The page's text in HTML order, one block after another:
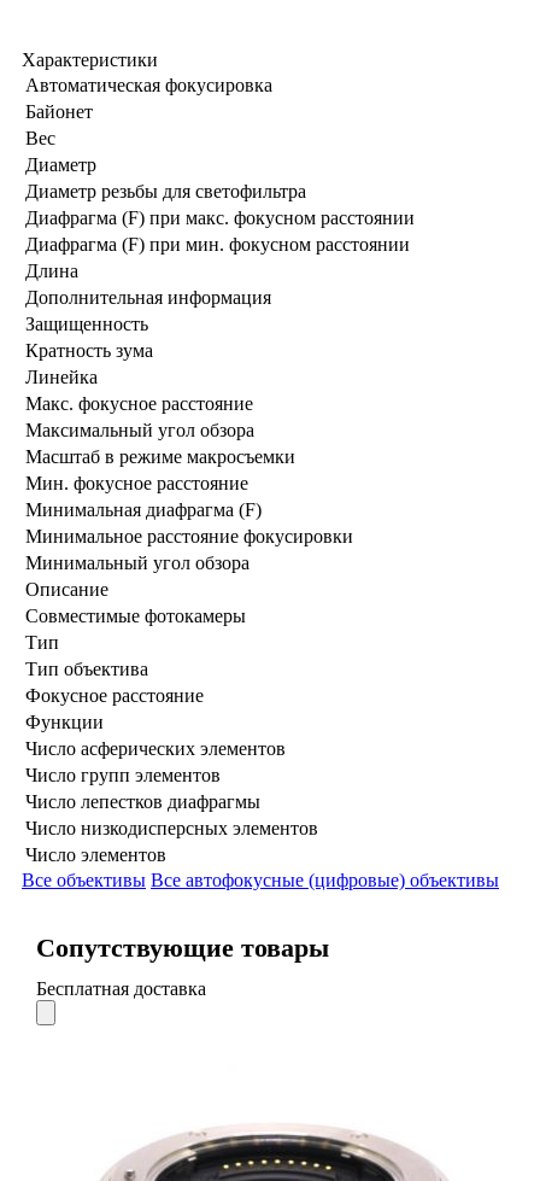
Характеристики
Автоматическая фокусировка
Байонет
Вес
Диаметр
Диаметр резьбы для светофильтра
Диафрагма (F) при макс. фокусном расстоянии
Диафрагма (F) при мин. фокусном расстоянии
Длина
Дополнительная информация
Защищенность
Кратность зума
Линейка
Макс. фокусное расстояние
Максимальный угол обзора
Масштаб в режиме макросъемки
Мин. фокусное расстояние
Минимальная диафрагма (F)
Минимальное расстояние фокусировки
Минимальный угол обзора
Описание
Совместимые фотокамеры
Тип
Тип объектива
Фокусное расстояние
Функции
Число асферических элементов
Число групп элементов
Число лепестков диафрагмы
Число низкодисперсных элементов
Число элементов
Все объективы Все автофокусные (цифровые) объективы
Сопутствующие товары
Бесплатная доставка